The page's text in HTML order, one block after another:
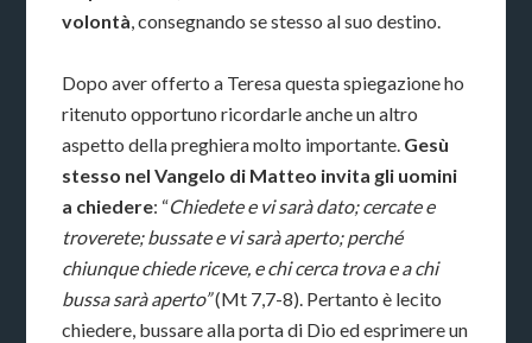
volontà, consegnando se stesso al suo destino.
Dopo aver offerto a Teresa questa spiegazione ho
ritenuto opportuno ricordarle anche un altro
aspetto della preghiera molto importante. Gesù
stesso nel Vangelo di Matteo invita gli uomini
a chiedere: “Chiedete e vi sarà dato; cercate e
troverete; bussate e vi sarà aperto; perché
chiunque chiede riceve, e chi cerca trova e a chi
bussa sarà aperto”(Mt 7,7-8). Pertanto è lecito
chiedere, bussare alla porta di Dio ed esprimere un